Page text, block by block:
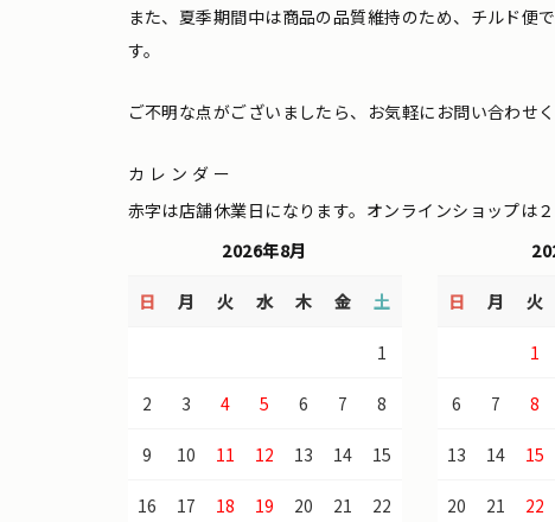
また、夏季期間中は商品の品質維持のため、チルド便
す。
ご不明な点がございましたら、お気軽にお問い合わせく
カレンダー
赤字は店舗休業日になります。オンラインショップは
2026年8月
日 月 火 水 木 金 土
1
2 3 4 5 6 7 8
9 10 11 12 13 14 15
16 17 18 19 20 21 22
日 月 火
1
6 7 8
13 14 15
20 21 22